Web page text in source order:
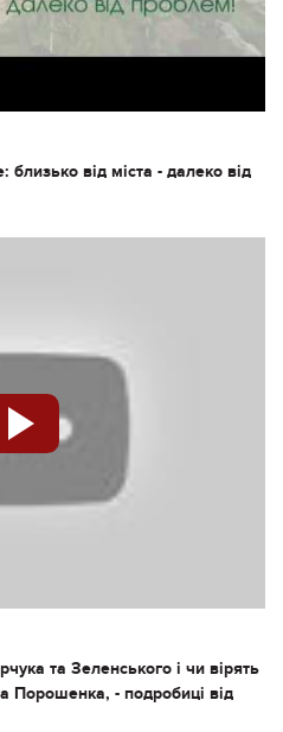
від міста - далеко від
та Зеленського і чи вірять
Порошенка, - подробиці від